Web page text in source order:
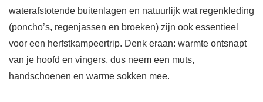
waterafstotende buitenlagen en natuurlijk wat regenkleding
(poncho’s, regenjassen en broeken) zijn ook essentieel
voor een herfstkampeertrip. Denk eraan: warmte ontsnapt
van je hoofd en vingers, dus neem een ​​muts,
handschoenen en warme sokken mee.